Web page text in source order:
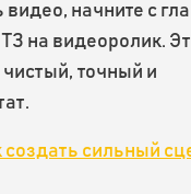
начните с
на видеоролик.
точный и
сильный